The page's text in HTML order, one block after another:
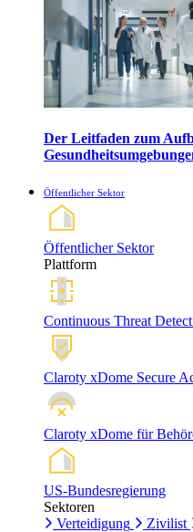
Der Leitfaden zum
Öffentlicher Sektor
Öffentlicher Sektor
Plattform
Continuous Threat
Claroty xDome Secure
Claroty xDome für
US-Bundesregierung
Sektoren
Verteidigung
Zivilist